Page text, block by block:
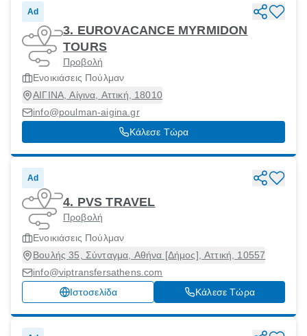
Ad
3. EUROVACANCE MYRMIDON
TOURS
Προβολή
Ενοικιάσεις Πούλμαν
ΑΙΓΙΝΑ, Αίγινα, Αττική, 18010
info@poulman-aigina.gr
Κάλεσε Τώρα
Ad
4. PVS TRAVEL
Προβολή
Ενοικιάσεις Πούλμαν
Βουλής 35, Σύνταγμα, Αθήνα [Δήμος], Αττική, 10557
info@viptransfersathens.com
Ιστοσελίδα
Κάλεσε Τώρα